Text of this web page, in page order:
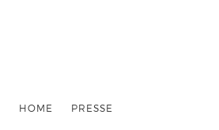
HOME PRESSE